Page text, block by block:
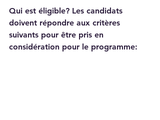
Qui est éligible? Les candidats
doivent répondre aux critères
suivants pour être pris en
considération pour le programme: